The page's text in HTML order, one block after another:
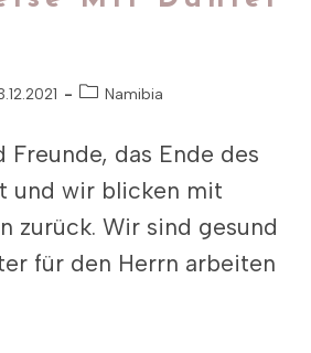
Namibia
Freunde, das Ende des
und wir blicken mit
zurück. Wir sind gesund
für den Herrn arbeiten